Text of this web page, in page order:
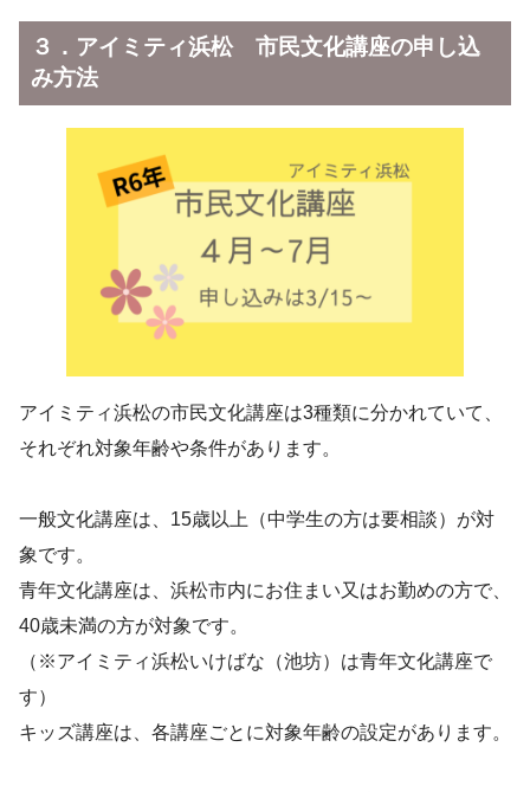
３． アイミティ浜松 市民文化講座の申し込
み方法
アイミティ浜松の市民文化講座は3種類に分かれていて、
それぞれ対象年齢や条件があります。
一般文化講座は、15歳以上（中学生の方は要相談）が対
象です。
青年文化講座は、浜松市内にお住まい又はお勤めの方で、
40歳未満の方が対象です。
（※アイミティ浜松いけばな（池坊）は青年文化講座で
す）
キッズ講座は、各講座ごとに対象年齢の設定があります。